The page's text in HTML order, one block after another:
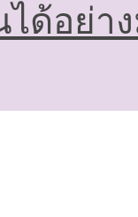
ได้อย่า